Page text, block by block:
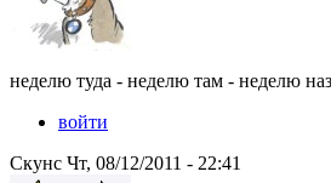
неделю туда - неделю там - неделю
войти
Скунс Чт, 08/12/2011 - 22:41